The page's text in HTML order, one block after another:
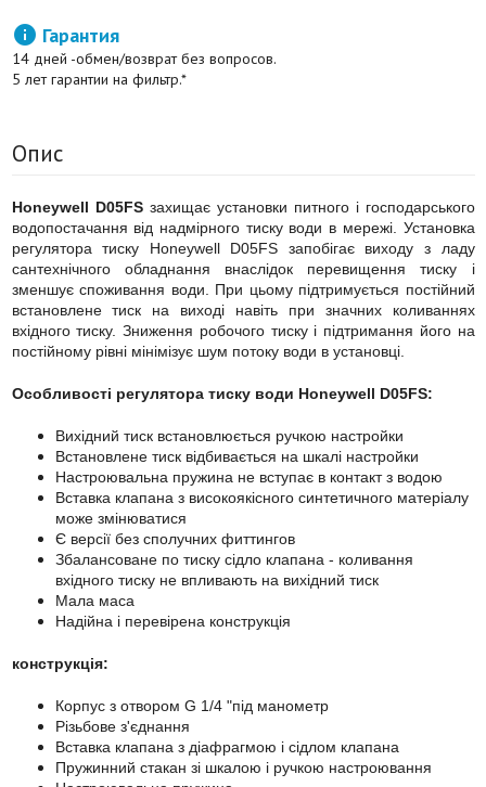
 Гарантия
14 дней -обмен/возврат без вопросов.
5 лет гарантии на фильтр.*
Опис
Honeywell D05FSзахищає установки питного і господарського
водопостачання від надмірного тиску води в мережі. Установка
регулятора тиску Honeywell D05FS запобігає виходу з ладу
сантехнічного обладнання внаслідок перевищення тиску і
зменшує споживання води. При цьому підтримується постійний
встановлене тиск на виході навіть при значних коливаннях
вхідного тиску. Зниження робочого тиску і підтримання його на
постійному рівні мінімізує шум потоку води в установці.
Особливості регулятора тиску води Honeywell D05FS:
Вихідний тиск встановлюється ручкою настройки
Встановлене тиск відбивається на шкалі настройки
Настроювальна пружина не вступає в контакт з водою
Вставка клапана з високоякісного синтетичного матеріалу
може змінюватися
Є версії без сполучних фиттингов
Збалансоване по тиску сідло клапана - коливання
вхідного тиску не впливають на вихідний тиск
Мала маса
Надійна і перевірена конструкція
конструкція:
Корпус з отвором G 1/4 "під манометр
Різьбове з'єднання
Вставка клапана з діафрагмою і сідлом клапана
Пружинний стакан зі шкалою і ручкою настроювання